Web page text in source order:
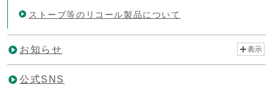
ストーブ等のリコール製品について
お知らせ 表示
公式SNS